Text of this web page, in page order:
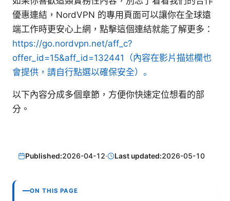
優惠連結，NordVPN 的專用頁面可以讓你在全球遠
端工作時更安心上網，點擊這個連結就能了解更多：
https://go.nordvpn.net/aff_c?
offer_id=15&aff_id=132441（內容在影片描述欄也
會提供，請自行點選以確保安全）。
以下內容分成多個章節，方便你快速定位想看的部
分。
Published:2026-04-12· Last updated:2026-05-10
ON THIS PAGE